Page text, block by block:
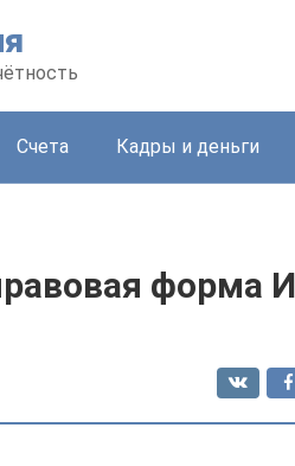
Счета Кадры и деньги
форма